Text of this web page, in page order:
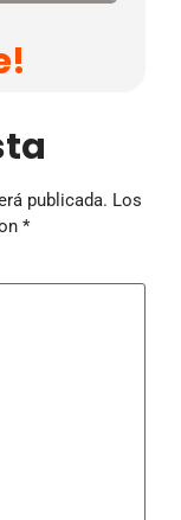
publicada. Los
*